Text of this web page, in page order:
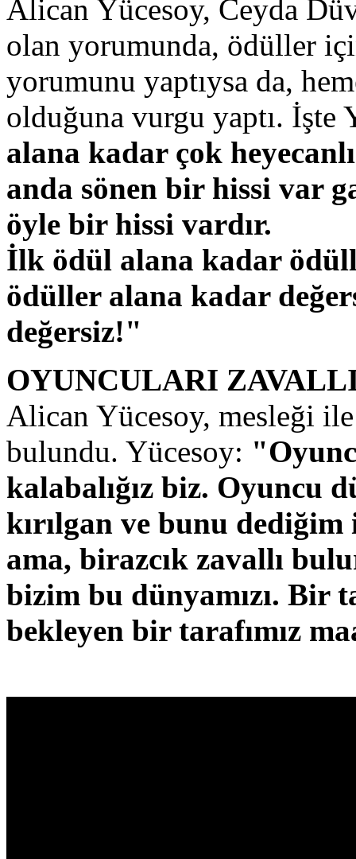
Alican Yücesoy, Ceyda
olan yorumunda, ödüller
yorumunu yaptıysa da,
olduğuna vurgu yaptı.
alana kadar çok
anda sönen bir hissi var
öyle bir hissi vardır.
İlk ödül alana kadar
ödüller alana kadar
değersiz!"
OYUNCULARI
Alican Yücesoy, mesleği
bulundu. Yücesoy:
kalabalığız biz. Oyuncu
kırılgan ve bunu
ama, birazcık zavallı
bizim bu dünyamızı. Bir
bekleyen bir tarafımız